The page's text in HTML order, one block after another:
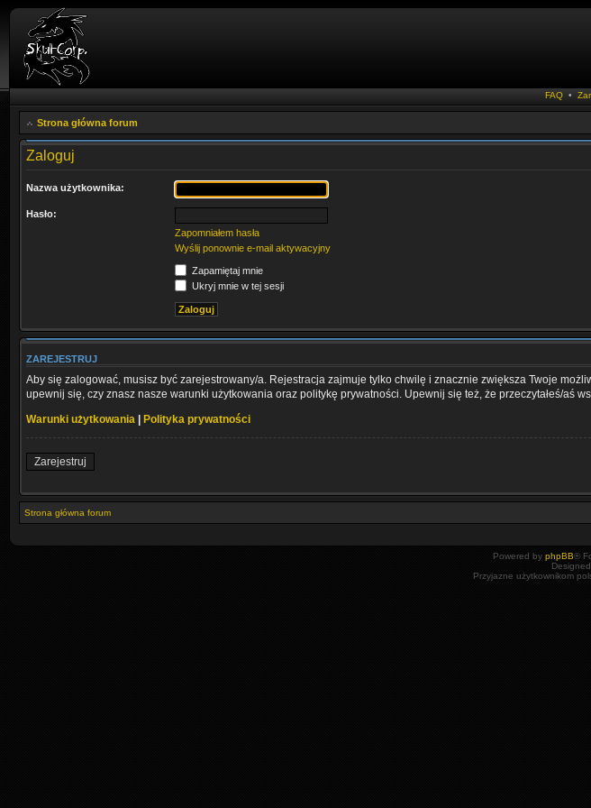
FAQ •
Strona główna forum
Zaloguj
Nazwa użytkownika:
Hasło:
Zapomniałem hasła
Wyślij ponownie e-mail aktywacyjny
Zapamiętaj mnie
Ukryj mnie w tej sesji
ZAREJESTRUJ
Aby się zalogować, musisz być zarejestrowany/a. Rejestracja zajmuje tylko chwilę i znacznie zwiększa Twoje
upewnij się, czy znasz nasze warunki użytkowania oraz politykę prywatności. Upewnij się też, że przeczytałeś/aś
Warunki użytkowania | Polityka prywatności
Zarejestruj
Strona główna forum
Powered by phpBB®
Przyjazne użytkownikom